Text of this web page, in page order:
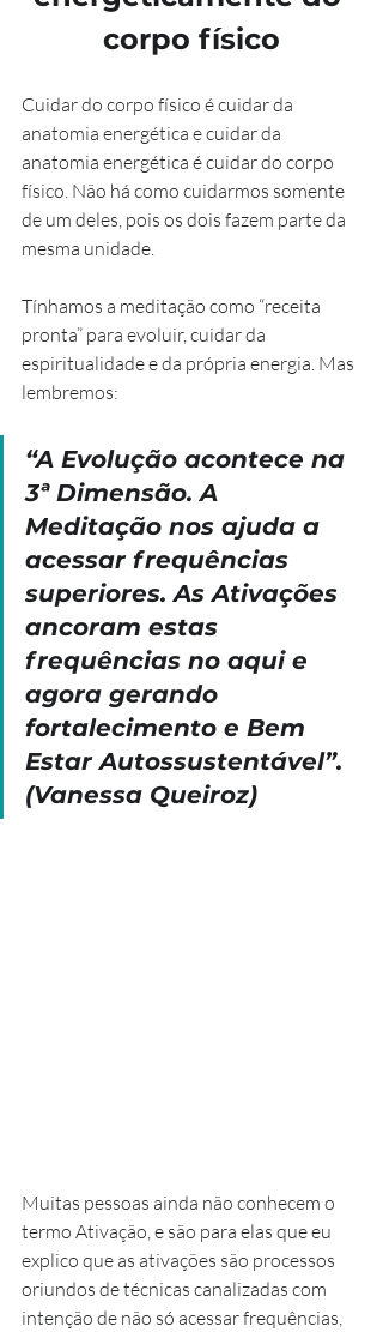
corpo físico
Cuidar do corpo físico é cuidar da
anatomia energética e cuidar da
anatomia energética é cuidar do corpo
físico. Não há como cuidarmos somente
de um deles, pois os dois fazem parte da
mesma unidade.
Tínhamos a meditação como “receita
pronta” para evoluir, cuidar da
espiritualidade e da própria energia. Mas
lembremos:
“A Evolução acontece na
3ª Dimensão. A
Meditação nos ajuda a
acessar frequências
superiores. As Ativações
ancoram estas
frequências no aqui e
agora gerando
fortalecimento e Bem
Estar Autossustentável”.
(Vanessa Queiroz)
Muitas pessoas ainda não conhecem o
termo Ativação, e são para elas que eu
explico que as ativações são processos
oriundos de técnicas canalizadas com
intenção de não só acessar frequências,